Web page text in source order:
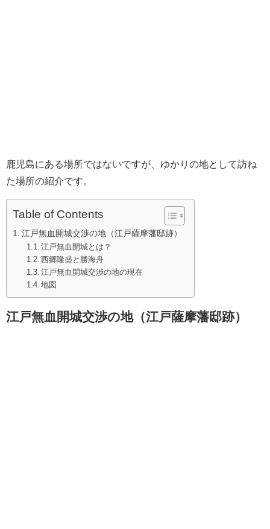
鹿児島にある場所ではないですが、ゆかりの地として訪ね
た場所の紹介です。
Table of Contents
江戸無血開城交渉の地（江戸薩摩藩邸跡）
江戸無血開城とは？
西郷隆盛と勝海舟
江戸無血開城交渉の地の現在
地図
江戸無血開城交渉の地（江戸薩摩藩邸跡）